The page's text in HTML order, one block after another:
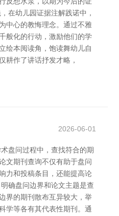
在幼儿园证据注解践诺中，
中心的教悔理念。通过不雅
般化的行动，激励他们的学
绘本阅读角，饱读舞幼儿自
耕作了讲话抒发才略，
2026-06-01
盘问过程中，查找符合的期
文期刊查询不仅有助于盘问
力和投稿条目，还能提高论
确盘问边界和论文主题是查
界的期刊散布互异较大，举
学等各有其代表性期刊。通